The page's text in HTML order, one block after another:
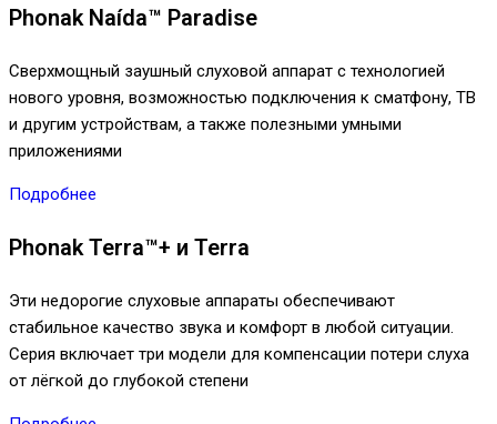
Phonak Naída™ Paradise
Сверхмощный заушный слуховой аппарат с технологией
нового уровня, возможностью подключения к сматфону, ТВ
и другим устройствам, а также полезными умными
приложениями
Подробнее
Phonak Terra™+ и Terra
Эти недорогие слуховые аппараты обеспечивают
стабильное качество звука и комфорт в любой ситуации.
Серия включает три модели для компенсации потери слуха
от лёгкой до глубокой степени